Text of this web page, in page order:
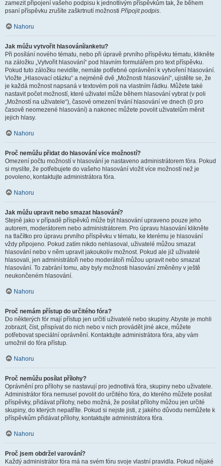
zamezit připojení vašeho podpisu k jednotlivým příspěvkům tak, že během
psaní příspěvku zrušíte zaškrtnutí možnosti Připojit podpis.
Nahoru
Jak můžu vytvořit hlasování/anketu?
Při posílání nového tématu, nebo při úpravě prvního příspěvku tématu, klikněte
na záložku „Vytvořit hlasování“ pod hlavním formulářem pro text příspěvku.
Pokud tuto záložku nevidíte, nemáte potřebné oprávnění k vytvoření hlasování.
Vložte „Hlasovací otázku“ a nejméně dvě „Možnosti hlasování“, ujistěte se, že
je každá možnost napsaná v textovém poli na vlastním řádku. Můžete také
nastavit počet možností, které uživatel může během hlasování vybrat (v poli
„Možností na uživatele“), časové omezení trvání hlasování ve dnech (0 pro
časově neomezené hlasování) a nakonec můžete povolit uživatelům měnit
jejich hlasy.
Nahoru
Proč nemůžu přidat do hlasování více možností?
Omezení počtu možností v hlasování je nastaveno administrátorem fóra. Pokud
si myslíte, že potřebujete do vašeho hlasování vložit více možností než je
povoleno, kontaktujte administrátora fóra.
Nahoru
Jak můžu upravit nebo smazat hlasování?
Stejně jako v případě příspěvků může být hlasování upraveno pouze jeho
autorem, moderátorem nebo administrátorem. Pro úpravu hlasování klikněte
na tlačítko pro úpravu prvního příspěvku v tématu, ke kterému je hlasování
vždy připojeno. Pokud zatím nikdo nehlasoval, uživatelé můžou smazat
hlasování nebo v něm upravit jakoukoliv možnost. Pokud ale již uživatelé
hlasovali, jen administrátoři nebo moderátoři můžou upravit nebo smazat
hlasování. To zabrání tomu, aby byly možnosti hlasování změněny v ještě
neukončeném hlasování.
Nahoru
Proč nemám přístup do určitého fóra?
Do některých fór mají přístup jen určití uživatelé nebo skupiny. Abyste je mohli
zobrazit, číst, přispívat do nich nebo v nich provádět jiné akce, můžete
potřebovat speciální oprávnění. Kontaktujte administrátora fóra, aby vám
umožnil do fóra přístup.
Nahoru
Proč nemůžu posílat přílohy?
Oprávnění pro přílohy se nastavují pro jednotlivá fóra, skupiny nebo uživatele.
Administrátor fóra nemusel povolit do určitého fóra, do kterého můžete posílat
příspěvky, přidávat přílohy, nebo možná, že posílat přílohy můžou jen určité
skupiny, do kterých nepatříte. Pokud si nejste jisti, z jakého důvodu nemůžete k
příspěvkům přidávat přílohy, kontaktujte administrátora fóra.
Nahoru
Proč jsem obdržel varování?
Každý administrátor fóra má na svém fóru svoje vlastní pravidla. Pokud nějaké